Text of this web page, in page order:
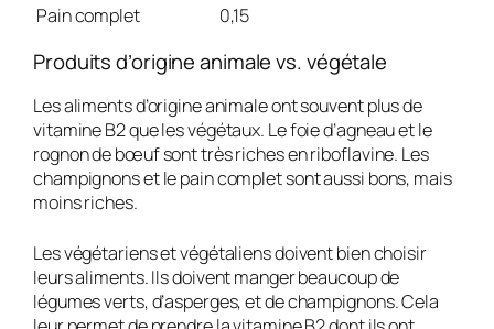
Pain complet
0,15
Produits d’origine animale vs. végétale
Les aliments d’origine animale ont souvent plus de
vitamine B2 que les végétaux. Le foie d’agneau et le
rognon de bœuf sont très riches en riboflavine. Les
champignons et le pain complet sont aussi bons, mais
moins riches.
Les végétariens et végétaliens doivent bien choisir
leurs aliments. Ils doivent manger beaucoup de
légumes verts, d’asperges, et de champignons. Cela